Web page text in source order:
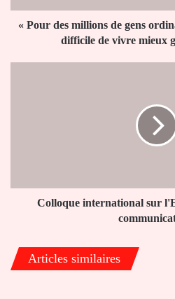
est
« Pour des millions de gens
difficile de vivre mieux
à
communications
Colloque international sur
Articles similaires